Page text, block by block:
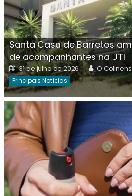
Santa Casa de Barretos
de acompanhantes na UTI
Posted
on
31 de julho de 2026 Author
O
Principais Notícias